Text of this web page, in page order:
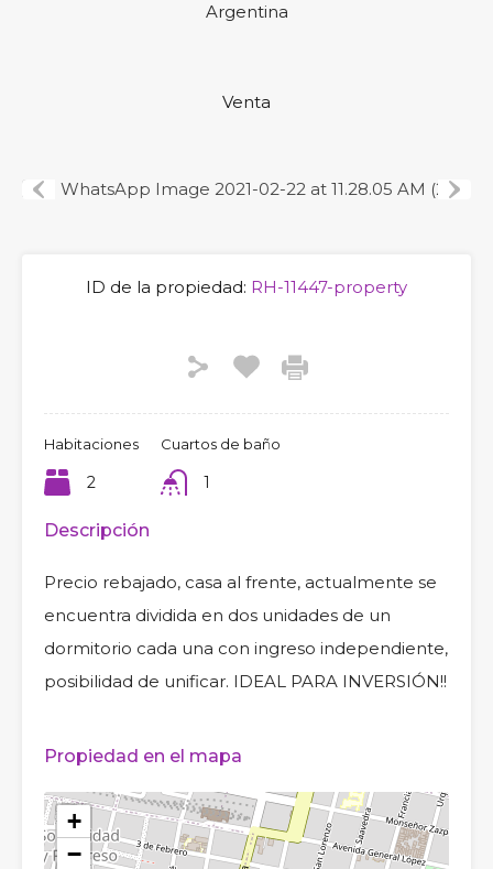
Argentina
Venta
ID de la propiedad: RH-11447-property
Habitaciones
2
Cuartos de baño
1
Descripción
Precio rebajado, casa al frente, actualmente se
encuentra dividida en dos unidades de un
dormitorio cada una con ingreso independiente,
posibilidad de unificar. IDEAL PARA INVERSIÓN!!
Propiedad en el mapa
+
−